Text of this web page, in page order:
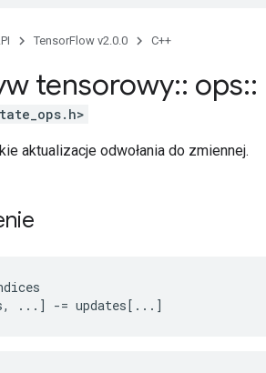
TensorFlow v2.0.0 C++
tensorowy:: ops::
aktualizacje odwołania do zmiennej.
...] -= updates[...]